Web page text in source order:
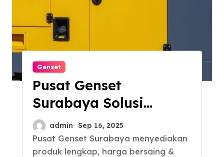
Genset
Pusat Genset
Surabaya Solusi
Kebutuhan Produk
Lengkap Berkualitas
admin Sep 16, 2025
Pusat Genset Surabaya menyediakan
produk lengkap, harga bersaing &